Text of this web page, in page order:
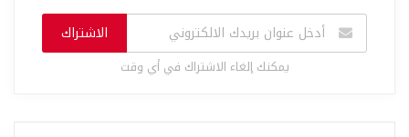
الاشتراك
يمكنك إلغاء الاشتراك في أي وقت